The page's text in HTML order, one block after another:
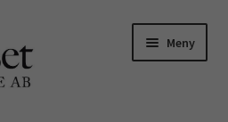
Meny